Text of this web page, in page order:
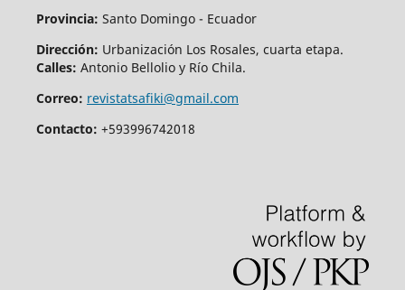
Provincia: Santo Domingo - Ecuador
Dirección: Urbanización Los Rosales, cuarta etapa.
Calles: Antonio Bellolio y Río Chila.
Correo: revistatsafiki@gmail.com
Contacto: +593996742018